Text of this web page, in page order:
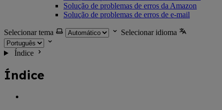
Solução de problemas de erros da Amazon
Solução de problemas de erros de e-mail
Selecionar tema Selecionar idioma
Índice
Índice